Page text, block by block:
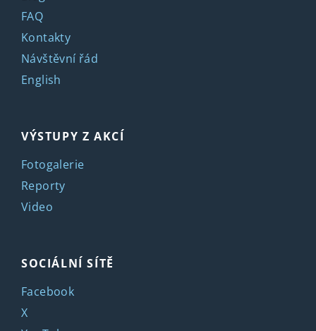
FAQ
Kontakty
Návštěvní řád
English
VÝSTUPY Z AKCÍ
Fotogalerie
Reporty
Video
SOCIÁLNÍ SÍTĚ
Facebook
X